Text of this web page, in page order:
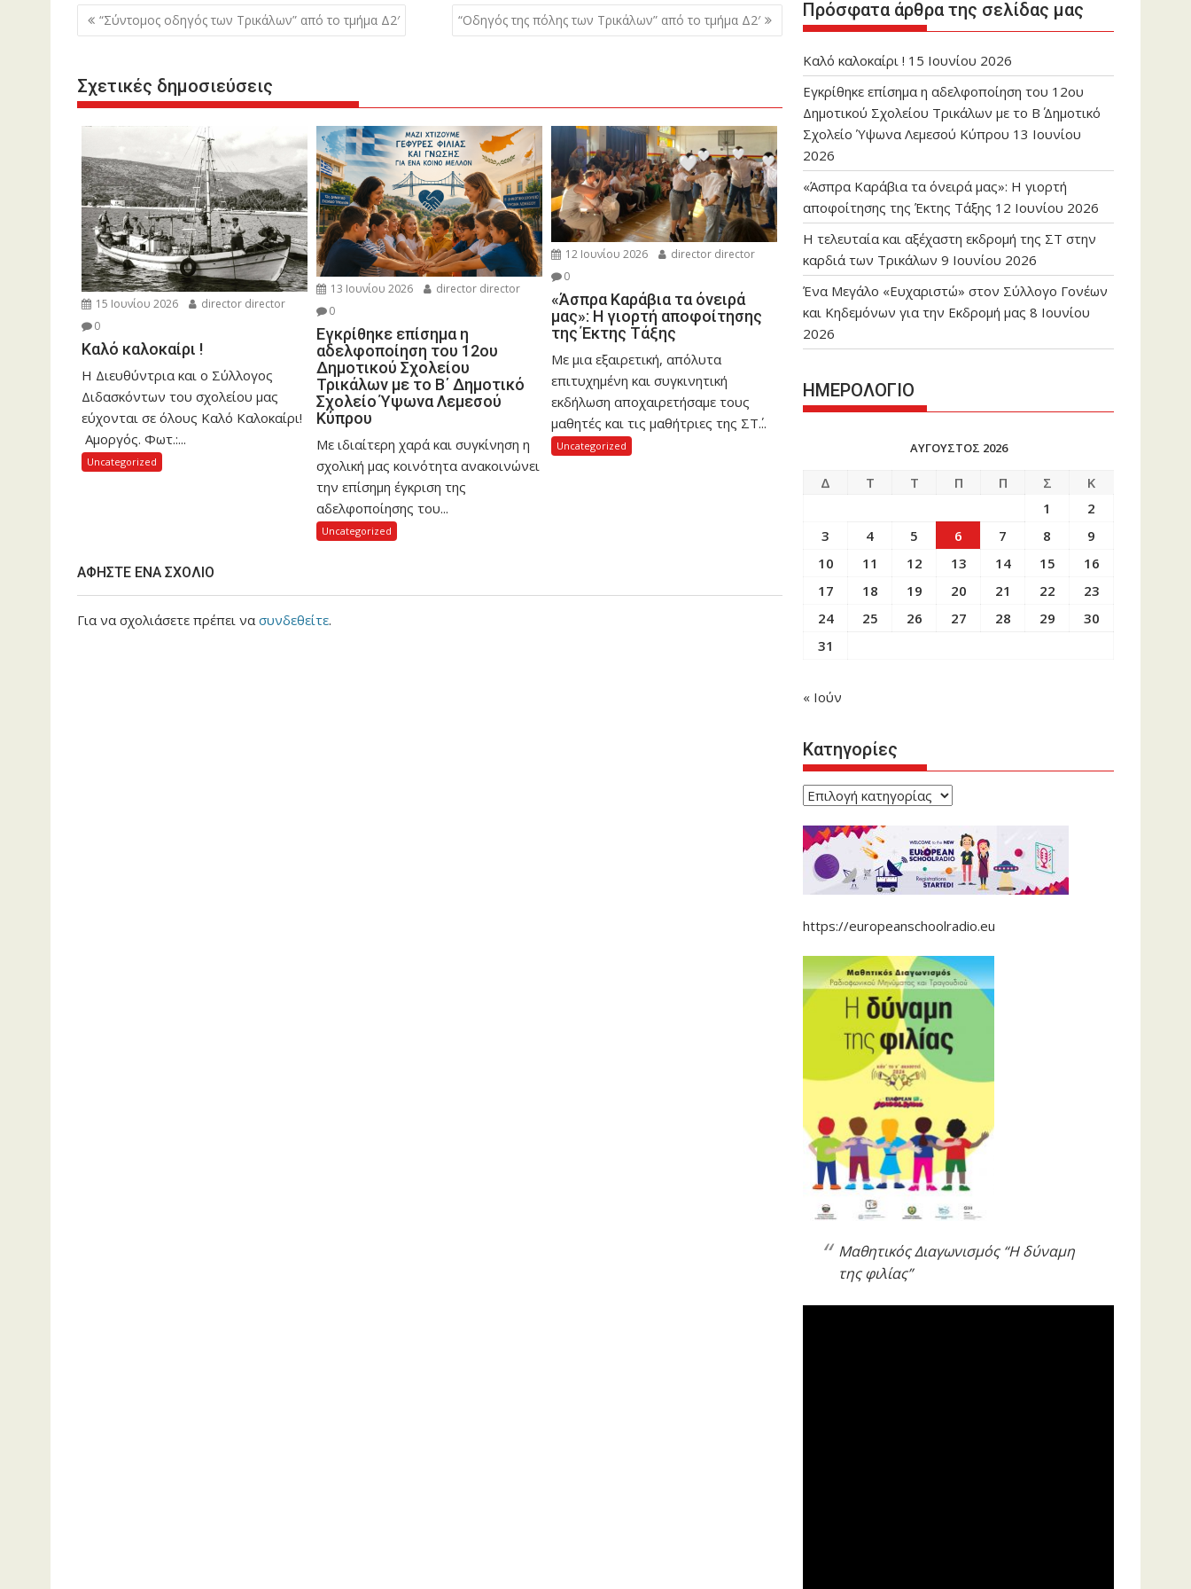
Πλοήγηση
άρθρων
“Σύντομος οδηγός των Τρικάλων” από το τμήμα Δ2′ “Οδηγός της πόλης των Τρικάλων” από το τμήμα Δ2′
Σχετικές δημοσιεύσεις
15 Ιουνίου 2026
director director
0
Καλό καλοκαίρι !
Η Διευθύντρια και ο Σύλλογος
Διδασκόντων του σχολείου μας
εύχονται σε όλους Καλό Καλοκαίρι!
Αμοργός. Φωτ.:...
Uncategorized
13 Ιουνίου 2026
director director
0
Εγκρίθηκε επίσημα η
αδελφοποίηση του 12ου
Δημοτικού Σχολείου
Τρικάλων με το Β΄ Δημοτικό
Σχολείο Ύψωνα Λεμεσού
Κύπρου
Με ιδιαίτερη χαρά και συγκίνηση η
σχολική μας κοινότητα ανακοινώνει
την επίσημη έγκριση της
αδελφοποίησης του...
Uncategorized
12 Ιουνίου 2026
director director
0
«Άσπρα Καράβια τα όνειρά
μας»: Η γιορτή αποφοίτησης
της Έκτης Τάξης
Με μια εξαιρετική, απόλυτα
επιτυχημένη και συγκινητική
εκδήλωση αποχαιρετήσαμε τους
μαθητές και τις μαθήτριες της ΣΤ΄...
Uncategorized
ΑΦΉΣΤΕ ΈΝΑ ΣΧΌΛΙΟ
Για να σχολιάσετε πρέπει να συνδεθείτε.
Πρόσφατα άρθρα της σελίδας μας
Καλό καλοκαίρι ! 15 Ιουνίου 2026
Εγκρίθηκε επίσημα η αδελφοποίηση του 12ου
Δημοτικού Σχολείου Τρικάλων με το Β΄ Δημοτικό
Σχολείο Ύψωνα Λεμεσού Κύπρου 13 Ιουνίου
2026
«Άσπρα Καράβια τα όνειρά μας»: Η γιορτή
αποφοίτησης της Έκτης Τάξης 12 Ιουνίου 2026
Η τελευταία και αξέχαστη εκδρομή της ΣΤ στην
καρδιά των Τρικάλων 9 Ιουνίου 2026
Ένα Μεγάλο «Ευχαριστώ» στον Σύλλογο Γονέων
και Κηδεμόνων για την Εκδρομή μας 8 Ιουνίου
2026
ΗΜΕΡΟΛΟΓΙΟ
ΑΎΓΟΥΣΤΟΣ 2026
Δ Τ Τ Π Π Σ
Κ
1
2
3
4 5 6 7 8
9
10
11 12 13 14 15
16
17
18 19 20 21 22
23
24
25 26 27 28 29
30
31
« Ιούν
Κατηγορίες
Κατηγορίες
https://europeanschoolradio.eu
Μαθητικός Διαγωνισμός “Η δύναμη
της φιλίας”